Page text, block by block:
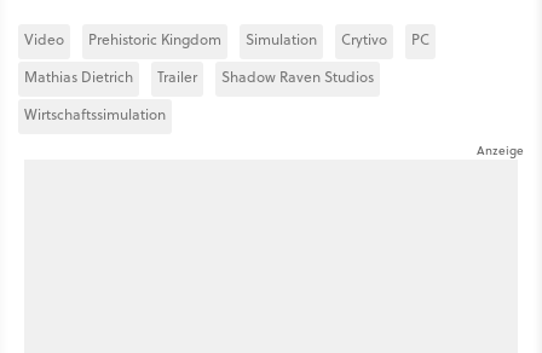
Video Prehistoric Kingdom Simulation Crytivo
PC
Mathias Dietrich
Trailer
Shadow Raven Studios
Wirtschaftssimulation